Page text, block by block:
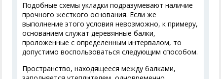
Подобные схемы укладки подразумевают наличие
прочного жесткого основания. Если же
выполнение этого условия невозможно, к примеру,
основанием служат деревянные балки,
проложенные с определенным интервалом, то
допустимо воспользоваться следующим способом.
Пространство, находящееся между балками,